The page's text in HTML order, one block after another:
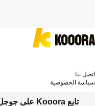
تابع Kooora على جوجل
اتصل بنا
سياسة الخصوصية